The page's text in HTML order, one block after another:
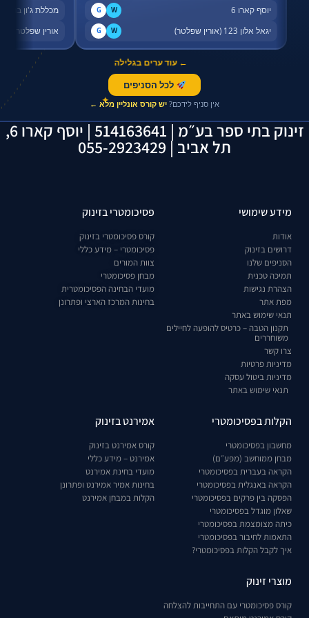
✦
יוסף קארו 6 W
G
יגאל אלון 123 (אורין שפלטר) W
G
מכללת ג'ון
אורין שפלטר,
← עוד ערים בגלילה
לכל הסניפים
אין סניף לידכם? יש קורס אונליין מלא ←
זינוק בתי ספר בע״מ | 514163641 | יוסף קארו 6,
תל אביב | 055-2923429
מידע שימושי
אודות
דרושים בזינוק
הסניפים שלנו
תמיכה טכנית
הצהרת נגישות
מפת אתר
תנאי שימוש באתר
תקנון הטבה – כרטיס להופעה לחיילים
משוחררים
צרו קשר
מדיניות פרטיות
מדיניות ביטול עסקה
תנאי שימוש באתר
פסיכומטרי בזינוק
קורס פסיכומטרי בזינוק
פסיכומטרי – מידע כללי
צוות המורים
מבחן פסיכומטרי
מועדי הבחינה הפסיכומטרית
בחינות המרכז הארצי ופתרונן
הקלות בפסיכומטרי
מחשבון בפסיכומטרי
מבחן ממוחשב (מפע״ם)
הקראה בעברית בפסיכומטרי
הקראה באנגלית בפסיכומטרי
הפסקה בין פרקים בפסיכומטרי
שאלון מוגדל בפסיכומטרי
כיתה מצומצמת בפסיכומטרי
התאמות לחיבור בפסיכומטרי
איך לקבל הקלות בפסיכומטרי?
אמירנט בזינוק
קורס אמירנט בזינוק
אמירנט – מידע כללי
מועדי בחינת אמירנט
בחינות אמיר אמירנט ופתרונן
הקלות במבחן אמירנט
מוצרי זינוק
קורס פסיכומטרי עם התחייבות להצלחה